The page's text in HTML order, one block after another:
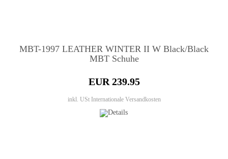
MBT-1997 LEATHER WINTER II W Black/Black
MBT Schuhe
EUR 239.95
inkl. USt Internationale Versandkosten